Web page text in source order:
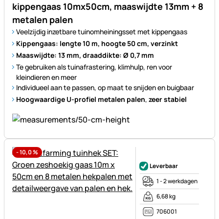
kippengaas 10mx50cm, maaswijdte 13mm + 8
metalen palen
Veelzijdig inzetbare tuinomheiningsset met kippengaas
Kippengaas: lengte 10 m, hoogte 50 cm, verzinkt
Maaswijdte: 13 mm, draaddikte: Ø 0,7 mm
Te gebruiken als tuinafrastering, klimhulp, ren voor
kleindieren en meer
Individueel aan te passen, op maat te snijden en buigbaar
Hoogwaardige U-profiel metalen palen, zeer stabiel
-10,0%
Leverbaar
1 - 2 werkdagen
6,68 kg
706001